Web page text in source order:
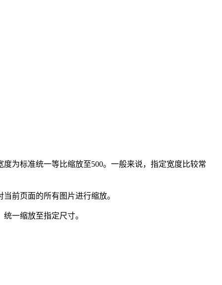
为标准统一等比缩放至500。一般来说，指定宽度比较常
前页面的所有图片进行缩放。
一缩放至指定尺寸。